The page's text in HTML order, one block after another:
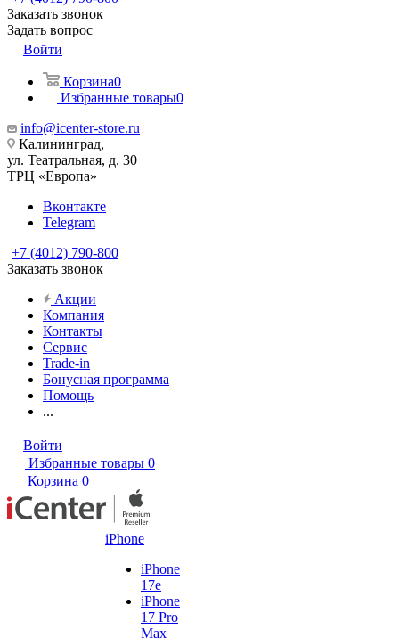
Заказать звонок
Задать вопрос
Войти
Корзина0
Избранные товары0
info@icenter-store.ru
Калининград,
ул. Театральная, д. 30
ТРЦ «Европа»
Вконтакте
Telegram
+7 (4012) 790-800
Заказать звонок
Акции
Компания
Контакты
Сервис
Trade-in
Бонусная программа
Помощь
...
Войти
Избранные товары 0
Корзина 0
iPhone
iPhone
17e
iPhone
17 Pro
Max